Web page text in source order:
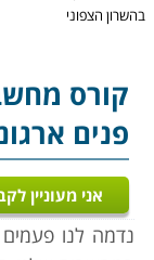
בהשרון הצפוני
קורס
פנים
אני מעוניין
נדמה לנו פעמים